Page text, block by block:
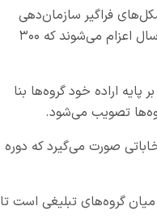
ثبت شده در تراز تشکل‌های فراگیر سازمان‌دهی
شده‌اند؛ از این میان، ۷۵۰ گروه به‌طور مستمر فعال بوده و حداقل در پنج نوبت عملیاتی در سال اعزام می‌شوند که ۳۰۰
اراده خود گروه‌ها بنا
تصویب می‌شود.
صورت می‌گیرد که دوره
گروه‌های تبلیغی است تا